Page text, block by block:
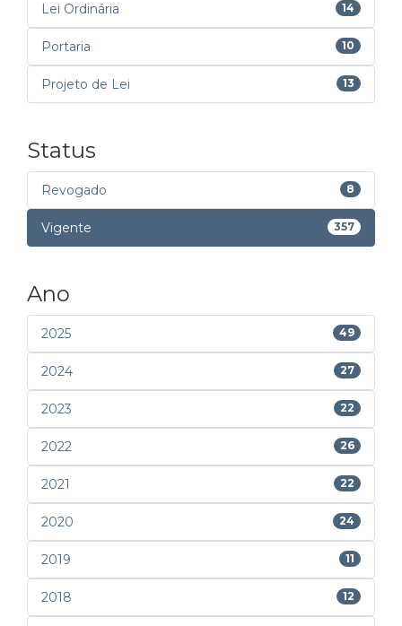
Lei Ordinária 14
Portaria 10
Projeto de Lei 13
Status
Revogado 8
Vigente 357
Ano
2025 49
2024 27
2023 22
2022 26
2021 22
2020 24
2019 11
2018 12